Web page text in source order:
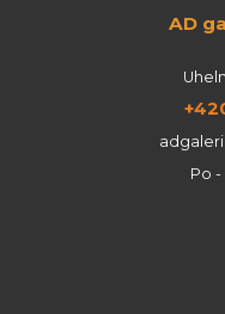
AD
Po -